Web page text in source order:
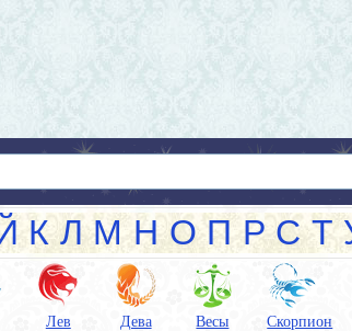
К Л М Н О П Р С Т
Лев Дева Весы Скорпион